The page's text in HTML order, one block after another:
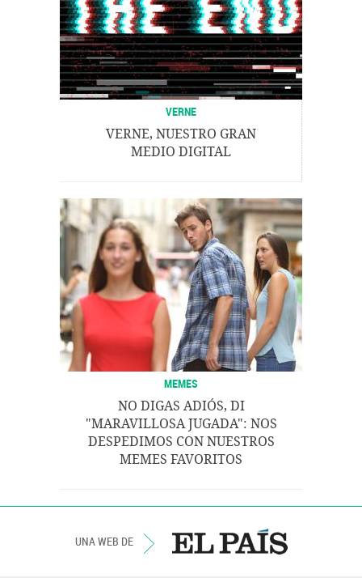
VERNE
VERNE, NUESTRO GRAN
MEDIO DIGITAL
MEMES
NO DIGAS ADIÓS, DI
"MARAVILLOSA JUGADA": NOS
DESPEDIMOS CON NUESTROS
MEMES FAVORITOS
UNA WEB DE